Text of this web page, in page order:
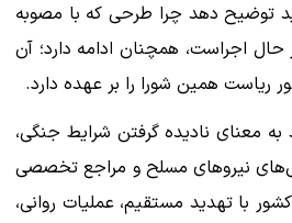
توضیح دهد چرا طرحی که با مصوبه
اجراست، همچنان ادامه دارد؛ آن
ریاست همین شورا را بر عهده دارد.
به معنای نادیده گرفتن شرایط جنگی،
نیروهای مسلح و مراجع تخصصی
با تهدید مستقیم، عملیات روانی،